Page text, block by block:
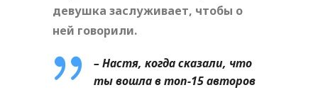
девушка заслуживает, чтобы о
ней говорили.
– Настя, когда сказали, что
ты вошла в топ-15 авторов